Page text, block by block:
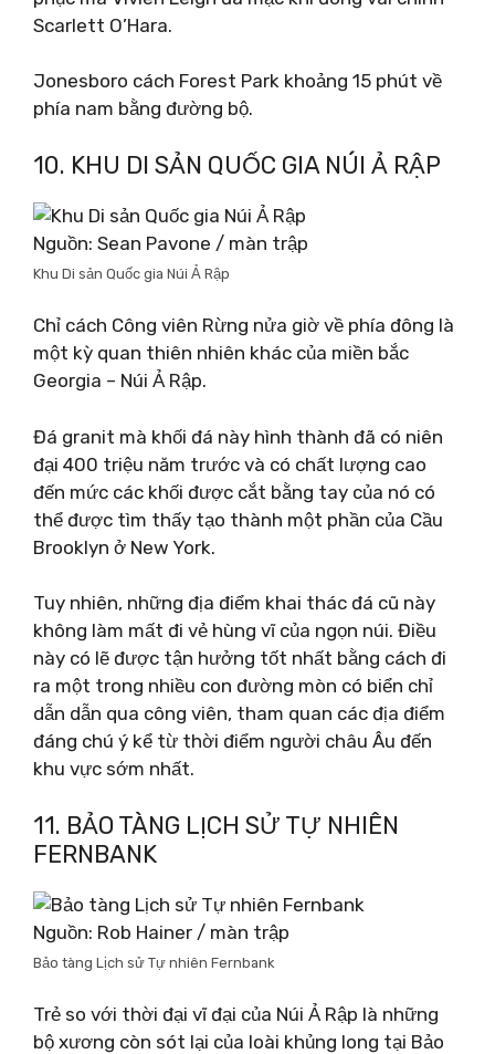
Scarlett O’Hara.
Jonesboro cách Forest Park khoảng 15 phút về
phía nam bằng đường bộ.
10. KHU DI SẢN QUỐC GIA NÚI Ả RẬP
Nguồn: Sean Pavone / màn trập
Khu Di sản Quốc gia Núi Ả Rập
Chỉ cách Công viên Rừng nửa giờ về phía đông là
một kỳ quan thiên nhiên khác của miền bắc
Georgia – Núi Ả Rập.
Đá granit mà khối đá này hình thành đã có niên
đại 400 triệu năm trước và có chất lượng cao
đến mức các khối được cắt bằng tay của nó có
thể được tìm thấy tạo thành một phần của Cầu
Brooklyn ở New York.
Tuy nhiên, những địa điểm khai thác đá cũ này
không làm mất đi vẻ hùng vĩ của ngọn núi. Điều
này có lẽ được tận hưởng tốt nhất bằng cách đi
ra một trong nhiều con đường mòn có biển chỉ
dẫn dẫn qua công viên, tham quan các địa điểm
đáng chú ý kể từ thời điểm người châu Âu đến
khu vực sớm nhất.
11. BẢO TÀNG LỊCH SỬ TỰ NHIÊN
FERNBANK
Nguồn: Rob Hainer / màn trập
Bảo tàng Lịch sử Tự nhiên Fernbank
Trẻ so với thời đại vĩ đại của Núi Ả Rập là những
bộ xương còn sót lại của loài khủng long tại Bảo